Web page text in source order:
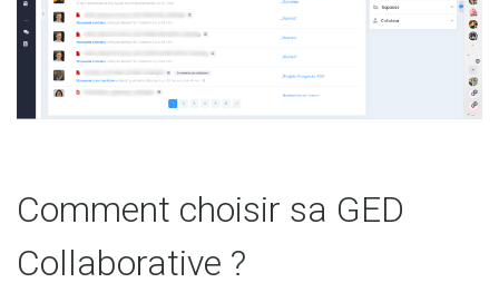
Comment choisir sa GED
Collaborative ?